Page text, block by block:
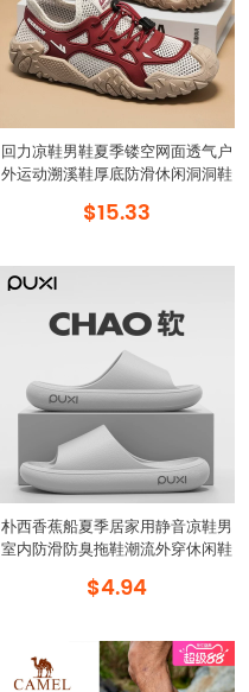
回力凉鞋男鞋夏季镂空网面透气户
外运动溯溪鞋厚底防滑休闲洞洞鞋
$15.33
朴西香蕉船夏季居家用静音凉鞋男
室内防滑防臭拖鞋潮流外穿休闲鞋
$4.94